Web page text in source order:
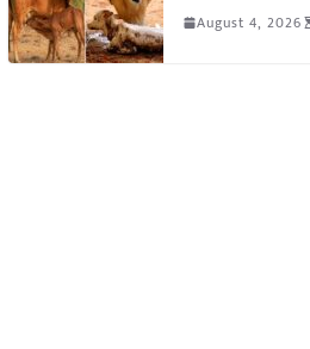
August 4, 2026